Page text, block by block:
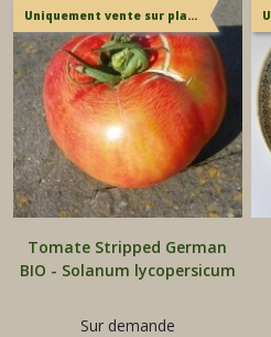
Uniquement vente sur place
Tomate Stripped German
BIO - Solanum lycopersicum
Sur demande